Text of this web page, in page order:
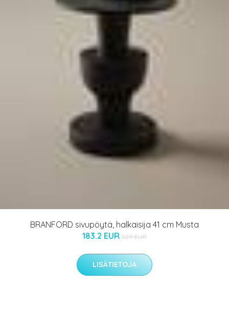
BRANFORD sivupöytä, halkaisija 41 cm Musta
183.2 EUR 229 EUR
LISÄTIETOJA